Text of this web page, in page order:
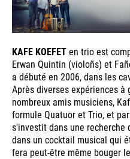
KAFE KOEFETen trio est
Erwan Quintin (violoñs) et
a débuté en 2006, dans les
Après diverses expériences
nombreux amis musiciens,
formule Quatuor et Trio, et
s'investit dans une recherche
dans un cocktail musical qui
fera peut-être même bouger